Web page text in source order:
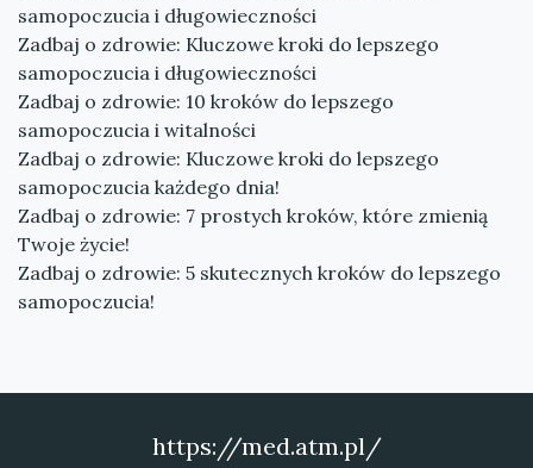
samopoczucia i długowieczności
Zadbaj o zdrowie: Kluczowe kroki do lepszego
samopoczucia i długowieczności
Zadbaj o zdrowie: 10 kroków do lepszego
samopoczucia i witalności
Zadbaj o zdrowie: Kluczowe kroki do lepszego
samopoczucia każdego dnia!
Zadbaj o zdrowie: 7 prostych kroków, które zmienią
Twoje życie!
Zadbaj o zdrowie: 5 skutecznych kroków do lepszego
samopoczucia!
https://med.atm.pl/